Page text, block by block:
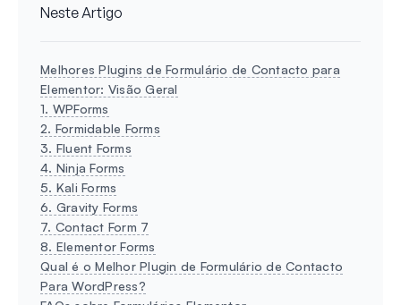
Neste Artigo
Melhores Plugins de Formulário de Contacto para
Elementor: Visão Geral
1. WPForms
2. Formidable Forms
3. Fluent Forms
4. Ninja Forms
5. Kali Forms
6. Gravity Forms
7. Contact Form 7
8. Elementor Forms
Qual é o Melhor Plugin de Formulário de Contacto
Para WordPress?